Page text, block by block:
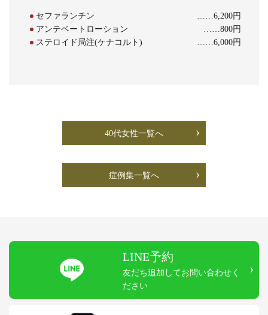
セファランチン
……6,200円
アンテベートローション
……800円
ステロイド局注(ケナコルト)
……6,000円
40代女性一覧へ
症例集一覧へ
LINE予約
友だち追加してお問い合わせく
ださい